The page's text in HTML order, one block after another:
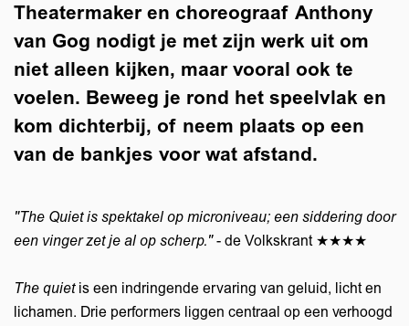
Theatermaker en choreograaf Anthony
van Gog nodigt je met zijn werk uit om
niet alleen kijken, maar vooral ook te
voelen. Beweeg je rond het speelvlak en
kom dichterbij, of neem plaats op een
van de bankjes voor wat afstand.
"The Quiet is spektakel op microniveau; een siddering door
een vinger zet je al op scherp."- de Volkskrant ★★★★
The quiet is een indringende ervaring van geluid, licht en
lichamen. Drie performers liggen centraal op een verhoogd